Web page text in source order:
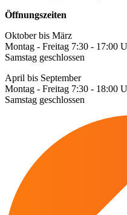
Öffnungszeiten
Oktober bis März
Montag - Freitag 7:30 - 17:00
Samstag geschlossen
April bis September
Montag - Freitag 7:30 - 18:00
Samstag geschlossen